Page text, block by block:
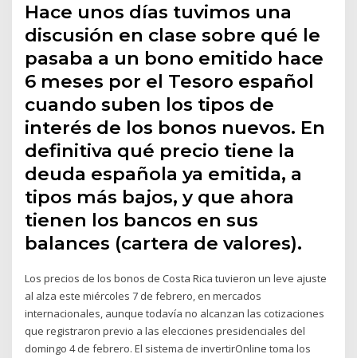
Hace unos días tuvimos una
discusión en clase sobre qué le
pasaba a un bono emitido hace
6 meses por el Tesoro español
cuando suben los tipos de
interés de los bonos nuevos. En
definitiva qué precio tiene la
deuda española ya emitida, a
tipos más bajos, y que ahora
tienen los bancos en sus
balances (cartera de valores).
Los precios de los bonos de Costa Rica tuvieron un leve ajuste
al alza este miércoles 7 de febrero, en mercados
internacionales, aunque todavía no alcanzan las cotizaciones
que registraron previo a las elecciones presidenciales del
domingo 4 de febrero. El sistema de invertirOnline toma los